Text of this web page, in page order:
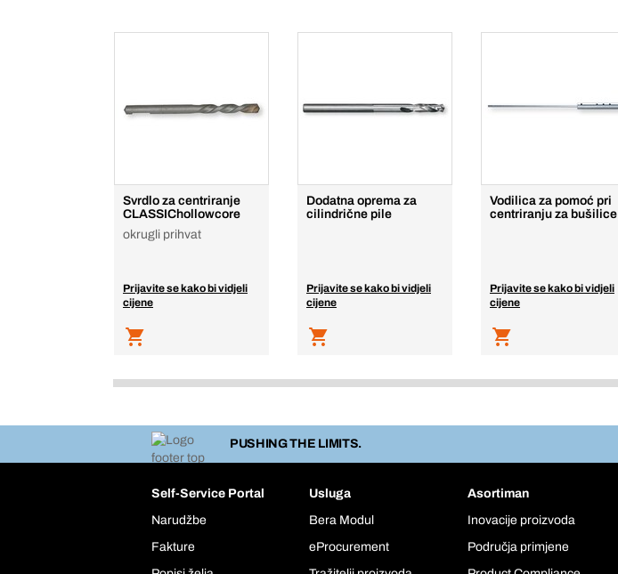
Svrdlo za centriranje
CLASSIChollowcore
okrugli prihvat
Prijavite se kako bi vidjeli
cijene
Dodatna oprema za
cilindrične pile
Prijavite se kako bi vidjeli
cijene
Vodilica za pomoć pri
centriranju za bušilice
Prijavite se kako bi vidjeli
cijene
PUSHING THE LIMITS.
Self-Service Portal
Narudžbe
Fakture
Usluga
Bera Modul
eProcurement
Asortiman
Inovacije proizvoda
Područja primjene